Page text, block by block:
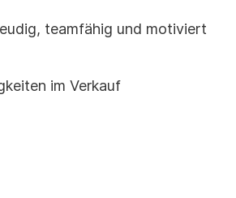
teamfähig und motiviert
im Verkauf